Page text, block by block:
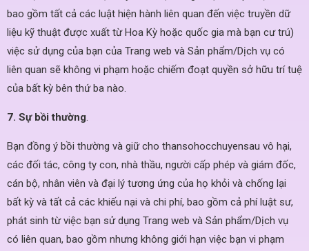
bao gồm tất cả các luật hiện hành liên quan đến việc truyền dữ
liệu kỹ thuật được xuất từ ​​Hoa Kỳ hoặc quốc gia mà bạn cư trú)
việc sử dụng của bạn của Trang web và Sản phẩm/Dịch vụ có
liên quan sẽ không vi phạm hoặc chiếm đoạt quyền sở hữu trí tuệ
của bất kỳ bên thứ ba nào.
7. Sự bồi thường.
Bạn đồng ý bồi thường và giữ cho thansohocchuyensau vô hại,
các đối tác, công ty con, nhà thầu, người cấp phép và giám đốc,
cán bộ, nhân viên và đại lý tương ứng của họ khỏi và chống lại
bất kỳ và tất cả các khiếu nại và chi phí, bao gồm cả phí luật sư,
phát sinh từ việc bạn sử dụng Trang web và Sản phẩm/Dịch vụ
có liên quan, bao gồm nhưng không giới hạn việc bạn vi phạm